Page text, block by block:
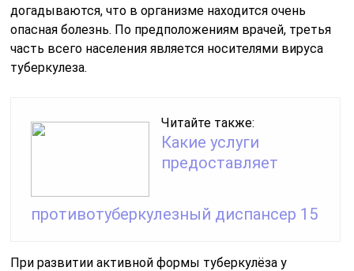
догадываются, что в организме находится очень
опасная болезнь. По предположениям врачей, третья
часть всего населения является носителями вируса
туберкулеза.
Читайте также:
Какие услуги
предоставляет
противотуберкулезный диспансер 15
При развитии активной формы туберкулёза у